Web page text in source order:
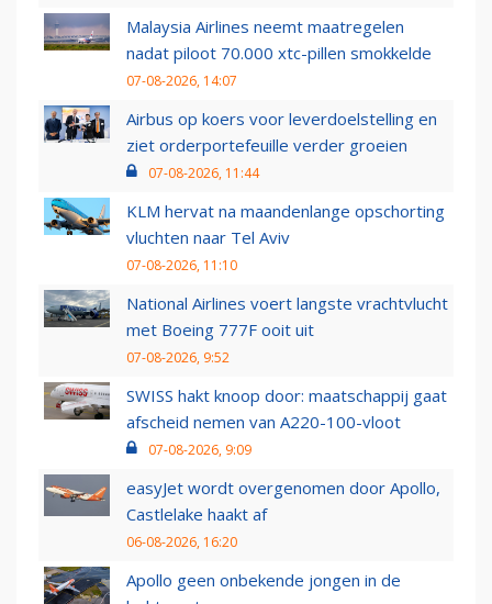
Malaysia Airlines neemt maatregelen
nadat piloot 70.000 xtc-pillen smokkelde
07-08-2026, 14:07
Airbus op koers voor leverdoelstelling en
ziet orderportefeuille verder groeien
07-08-2026, 11:44
KLM hervat na maandenlange opschorting
vluchten naar Tel Aviv
07-08-2026, 11:10
National Airlines voert langste vrachtvlucht
met Boeing 777F ooit uit
07-08-2026, 9:52
SWISS hakt knoop door: maatschappij gaat
afscheid nemen van A220-100-vloot
07-08-2026, 9:09
easyJet wordt overgenomen door Apollo,
Castlelake haakt af
06-08-2026, 16:20
Apollo geen onbekende jongen in de